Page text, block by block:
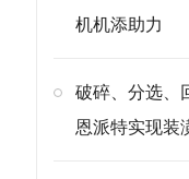
机机添助力
破碎、分选、
恩派特实现装